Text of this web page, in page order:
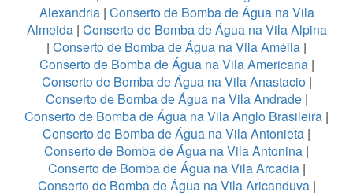
Alexandria| Conserto de Bomba de Água na Vila
Almeida | Conserto de Bomba de Água na Vila Alpina
| Conserto de Bomba de Água na Vila Amélia |
Conserto de Bomba de Água na Vila Americana|
Conserto de Bomba de Água na Vila Anastacio|
Conserto de Bomba de Água na Vila Andrade|
Conserto de Bomba de Água na Vila Anglo Brasileira |
Conserto de Bomba de Água na Vila Antonieta |
Conserto de Bomba de Água na Vila Antonina |
Conserto de Bomba de Água na Vila Arcadia |
Conserto de Bomba de Água na Vila Aricanduva|